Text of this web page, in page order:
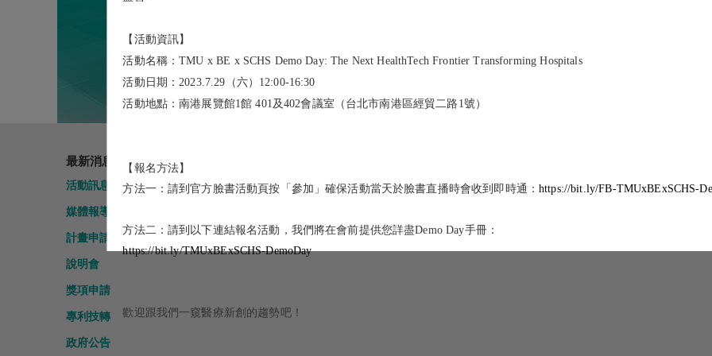
【活動資訊】
活動名稱：TMU x BE x SCHS Demo Day: The Next HealthTech Frontier Transforming Hospitals
活動日期：2023.7.29（六）12:00-16:30
活動地點：南港展覽館1館 401及402會議室（台北市南港區經貿二路1號）
【報名方法】
方法一：請到官方臉書活動頁按「參加」確保活動當天於臉書直播時會收到即時通： https://bit.ly/FB-TMUxBExSCHS-
方法二：請到以下連結報名活動，我們將在會前提供您詳盡Demo Day手冊：
https://bit.ly/TMUxBExSCHS-DemoDay
歡迎跟我們一窺醫療新創的趨勢吧！
最新消息
活動訊息
媒體報導
計畫申請
說明會
獎項申請
專利技轉
政府公告
北醫國際產學聯盟
中心
會員服務 產學合作